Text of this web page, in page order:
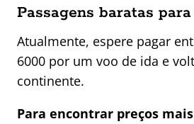
Passagens baratas
Atualmente, espere pagar
6000 por um voo de ida e
continente.
Para encontrar preços